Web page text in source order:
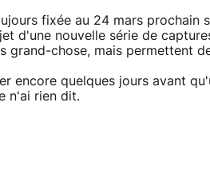
fixée au 24 mars prochain
d'une nouvelle série de
grand-chose, mais permettent
encore quelques jours avant
n'ai rien dit.